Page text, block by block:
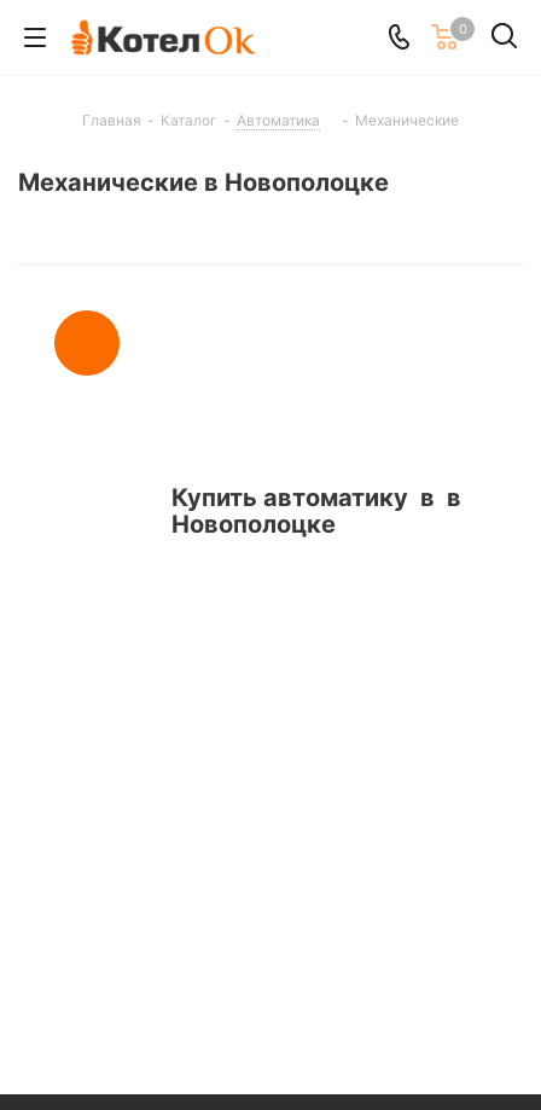
0
Главная - Каталог - Автоматика - Механические
Механические в Новополоцке
Купить автоматику в в
Новополоцке